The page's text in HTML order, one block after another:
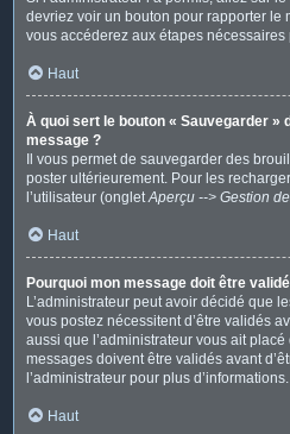
devriez voir un bouton pour rapporter le
vous accéderez aux étapes nécessaires
Haut
À quoi sert le bouton « Sauvegarder »
message ?
Il vous permet de sauvegarder des
poster ultérieurement. Pour les
l’utilisateur (ongletAperçu --> Gestion
Haut
Pourquoi mon message doit être
L’administrateur peut avoir décidé que
vous postez nécessitent d’être validés
aussi que l’administrateur vous ait
messages doivent être validés avant
l’administrateur pour plus d’informations.
Haut